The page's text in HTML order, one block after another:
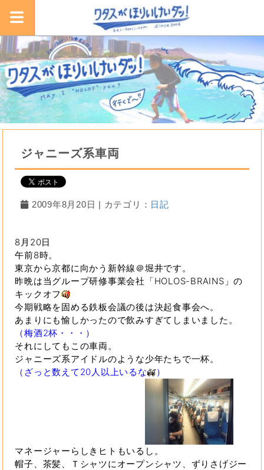
ジャニーズ系車両
2009年8月20日 | カテゴリ： 日記
8月20日
午前8時。
東京から京都に向かう新幹線＠堀井です。
昨晩は当グループ研修事業会社「HOLOS-BRAINS」の
キックオフ
今期戦略を固める鉄板会議の後は決起食事会へ。
あまりにも愉しかったので飲みすぎてしまいました。
（梅酒2杯・・・）
それにしてもこの車両。
ジャニーズ系アイドルのような少年たちで一杯。
（ざっと数えて20人以上いるな
）
マネージャーらしきヒトもいるし。
帽子、茶髪、Ｔシャツにオープンシャツ、ずりさげジー